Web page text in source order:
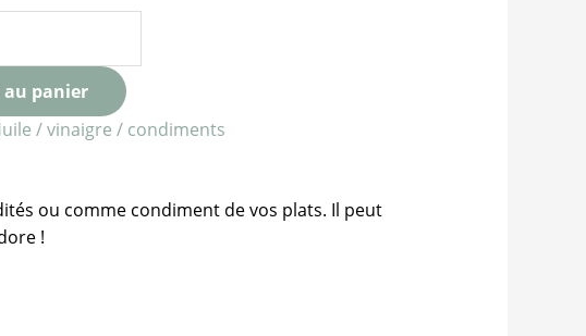
panier
/ vinaigre / condiments
ou comme condiment de vos plats. Il peut
!